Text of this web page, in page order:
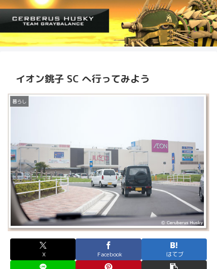
イオン銚子 SC へ行ってみよう
暮らし
X Facebook はてブ